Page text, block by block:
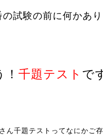
の試験の前に何かあり
千題テスト で
ん千題テストってなにかご